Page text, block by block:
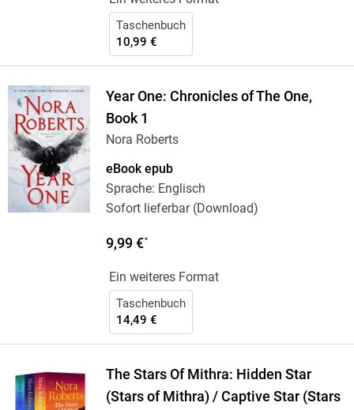
Taschenbuch
10,99 €
Year One: Chronicles of The One,
Book 1
Nora Roberts
eBook epub
Sprache: Englisch
Sofort lieferbar (Download)
9,99 €*
Ein weiteres Format
Taschenbuch
14,49 €
The Stars Of Mithra: Hidden Star
(Stars of Mithra) / Captive Star (Stars